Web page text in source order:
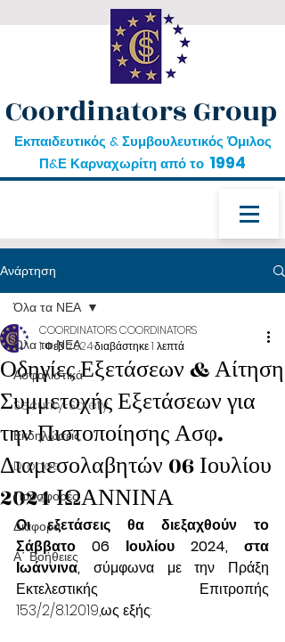
Coordinators Group
Εκπαιδευτικός & Συμβουλευτικός Όμιλος
Π&Ε Καρναχωρίτη από το 1994
Ανάρτηση
Όλα τα ΝΕΑ
Ασφαλιστικά
Security-Safety
Εκδηλώσεις
Drones
Προσφορές
Διάφορα
Α΄ Βοήθειες
Όλα τα ΝΕΑ
Οδηγίες Εξετάσεων & Αίτηση
Συμμετοχής Εξετάσεων για
την Πιστοποίησης Ασφ.
Διαμεσολαβητών 06 Ιουλίου
2024 ΙΩΑΝΝΙΝΑ
COORDINATORS COORDINATORS
1 Φεβ 2024διαβάστηκε 1 λεπτά
Οι εξετάσεις θα διεξαχθούν το
Σάββατο 06 Ιουλίου 2024, στα
Ιωάννινα, σύμφωνα με την Πράξη
Εκτελεστικής Επιτροπής
153/2/8.1.2019,ως εξής: